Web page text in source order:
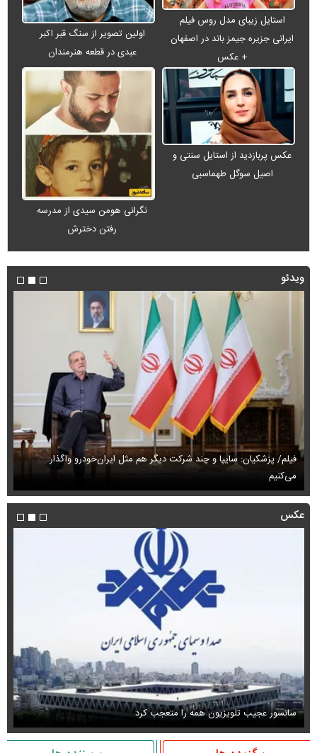
استایل زیبای مدل روس فیلم
ایرانی جزیره جیمز باند در اصفهان
+ عکس
اولین تصویر از سنگ قبر اکبر
عبدی در قطعه هنرمندان
عکس پربازدید از استایل سنتی و
اصیل سوگل طهماسبی
نگرانی هومن سیدی از مدرسه
رفتن دخترش
ویدئو
فیلم/ پزشکیان: سایپا و چند شرکت دیگر هم مثل ایران‌خودرو واگذار
می‌کنیم
عکس
سانسور عجیب تلویزیون همه را متعجب کرد